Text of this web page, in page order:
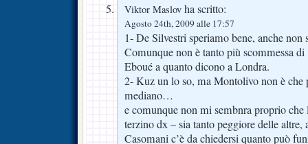
Viktor Maslov ha scritto:
Agosto 24th, 2009 alle 17:57
1- De Silvestri speriamo bene, anche non
Comunque non è tanto più scommessa di
Eboué a quanto dicono a Londra.
2- Kuz un lo so, ma Montolivo non è che
mediano…
e comunque non mi sembnra proprio che
terzino dx – sia tanto peggiore delle altre,
Casomani c’è da chiedersi quanto può